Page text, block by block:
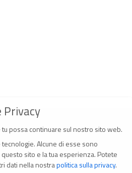
Privacy
possa continuare sul nostro sito web.
Alcune di esse sono
sito e la tua esperienza. Potete
dati nella nostrapolitica sulla privacy.